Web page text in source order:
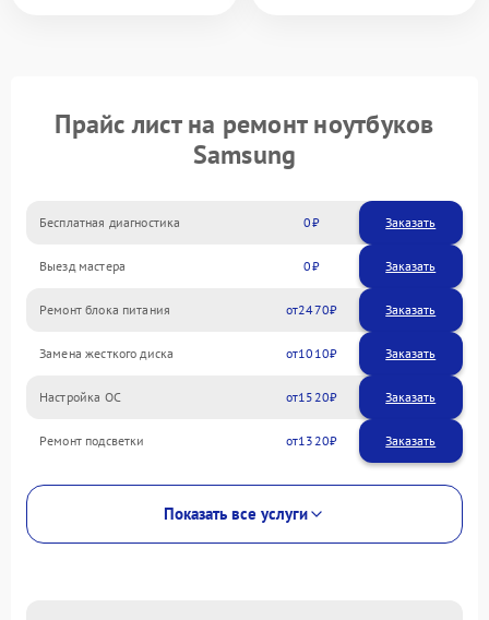
Прайс лист на ремонт ноутбуков
Samsung
Бесплатная диагностика 0 Заказать
Выезд мастера 0 Заказать
Ремонт блока питания 2470
Замена жесткого диска 1010
Настройка ОС 1520
Ремонт подсветки 1320
Показать все услуги